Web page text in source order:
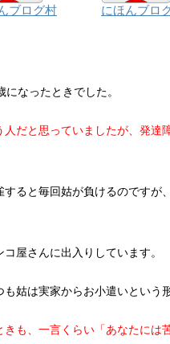
ブログ村 にほんブロ
なったときでした。
だと思っていましたが、発達
ると毎回姑が負けるのですが
屋さんに出入りしています。
姑は実家からお小遣いという
も、一言くらい「あなたには